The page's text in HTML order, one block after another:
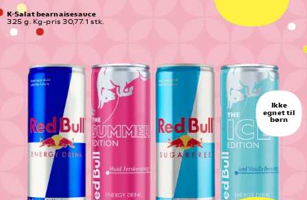
K-Salat bearnaisesauce
325 g. Kg-pris 30,77. 1 stk.
Ikke
egnet til
børn